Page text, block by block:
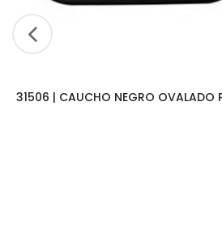
31506 | CAUCHO NEGRO OVALADO